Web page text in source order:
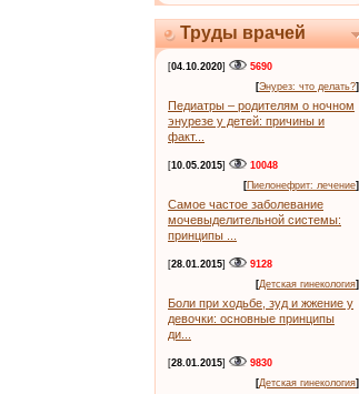
Труды врачей
[04.10.2020]
5690
[Энурез: что делать?]
Педиатры – родителям о ночном
энурезе у детей: причины и
факт...
[10.05.2015]
10048
[Пиелонефрит: лечение]
Самое частое заболевание
мочевыделительной системы:
принципы ...
[28.01.2015]
9128
[Детская гинекология]
Боли при ходьбе, зуд и жжение у
девочки: основные принципы
ди...
[28.01.2015]
9830
[Детская гинекология]